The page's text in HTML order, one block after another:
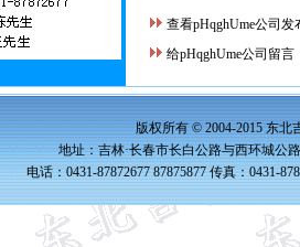
查看pHqghUme公司发
给pHqghUme公司留言
版权所有 © 2004-2015 东北
地址：吉林·长春市长白公路与西环城公
电话：0431-87872677 87875877 传真：0431-